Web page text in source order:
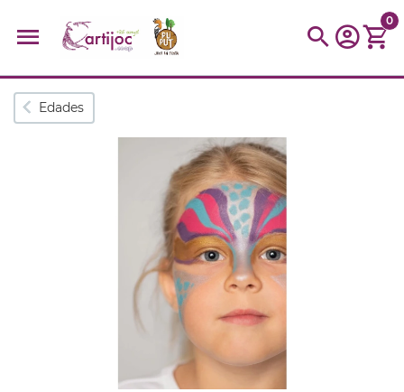
Búsquedas populares
Parchís Moulin
montessori
kidynight Puzzle
Botella
0
Edades